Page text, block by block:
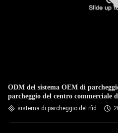
ODM del sistema OEM di
parcheggio del centro commerciale
sistema di parcheggio del rfid